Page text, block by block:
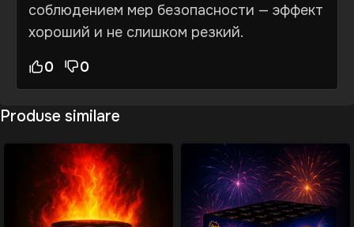
соблюдением мер безопасности — эффект
хороший и не слишком резкий.
0 0
Produse similare